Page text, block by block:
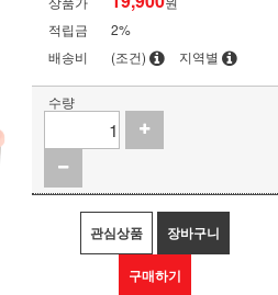
적립금
2%
배송비
(조건) 지역별
수량
관심상품 장바구니
구매하기